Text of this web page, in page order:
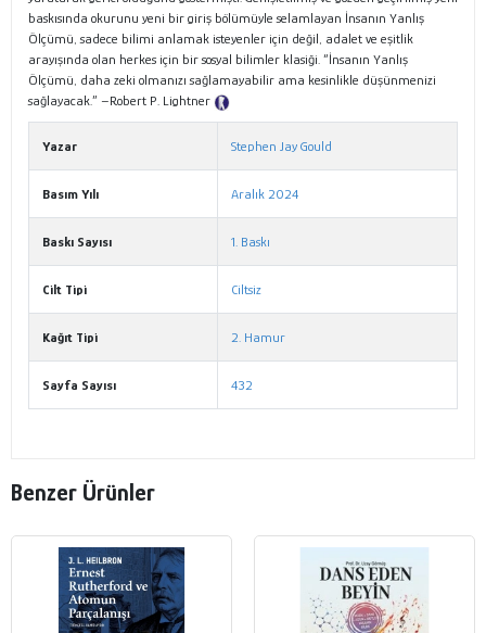
baskısında okurunu yeni bir giriş bölümüyle selamlayan İnsanın Yanlış
Ölçümü, sadece bilimi anlamak isteyenler için değil, adalet ve eşitlik
arayışında olan herkes için bir sosyal bilimler klasiği. “İnsanın Yanlış
Ölçümü, daha zeki olmanızı sağlamayabilir ama kesinlikle düşünmenizi
sağlayacak.” –Robert P. Lightner
Yazar Stephen Jay Gould
Basım Yılı Aralık 2024
Baskı Sayısı 1. Baskı
Cilt Tipi Ciltsiz
Kağıt Tipi 2. Hamur
Sayfa Sayısı 432
Benzer Ürünler